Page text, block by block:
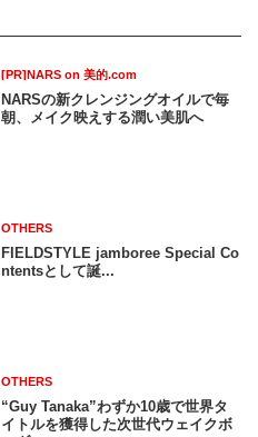
[PR]NARS on 美的.com
NARSの新クレンジングオイルで毎
朝、メイク映えする潤い美肌へ
OTHERS
FIELDSTYLE jamboree Special Co
ntentsとして誕...
OTHERS
“Guy Tanaka”わずか10歳で世界タ
イトルを獲得した次世代ウェイクボ